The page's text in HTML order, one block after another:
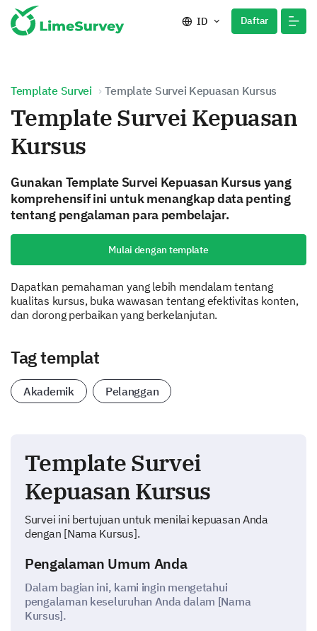
ID Daftar
Template Survei Template Survei Kepuasan Kursus
Template Survei Kepuasan
Kursus
Gunakan Template Survei Kepuasan Kursus yang
komprehensif ini untuk menangkap data penting
tentang pengalaman para pembelajar.
Mulai dengan template
Dapatkan pemahaman yang lebih mendalam tentang
kualitas kursus, buka wawasan tentang efektivitas konten,
dan dorong perbaikan yang berkelanjutan.
Tag templat
Akademik Pelanggan
Template Survei
Kepuasan Kursus
Survei ini bertujuan untuk menilai kepuasan Anda
dengan [Nama Kursus].
Pengalaman Umum Anda
Dalam bagian ini, kami ingin mengetahui
pengalaman keseluruhan Anda dalam [Nama
Kursus].